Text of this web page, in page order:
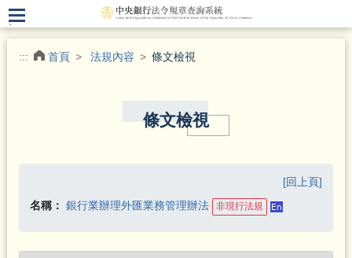
.
::: 首頁 法規內容 條文檢視
條文檢視
[回上頁]
名稱： 銀行業辦理外匯業務管理辦法 非現行法規